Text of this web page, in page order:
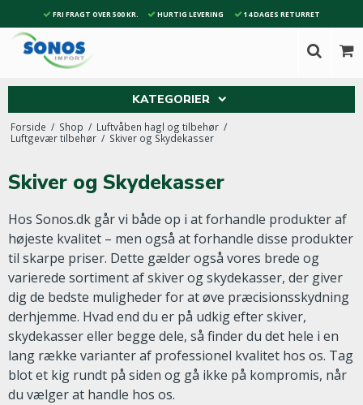
FRI FRAGT OVER 500 KR. HURTIG LEVERING 14 DAGES RETURRET
KATEGORIER
Forside / Shop / Luftvåben hagl og tilbehør /
Luftgevær tilbehør / Skiver og Skydekasser
Skiver og Skydekasser
Hos Sonos.dk går vi både op i at forhandle produkter af
højeste kvalitet – men også at forhandle disse produkter
til skarpe priser. Dette gælder også vores brede og
varierede sortiment af skiver og skydekasser, der giver
dig de bedste muligheder for at øve præcisionsskydning
derhjemme. Hvad end du er på udkig efter skiver,
skydekasser eller begge dele, så finder du det hele i en
lang række varianter af professionel kvalitet hos os. Tag
blot et kig rundt på siden og gå ikke på kompromis, når
du vælger at handle hos os.